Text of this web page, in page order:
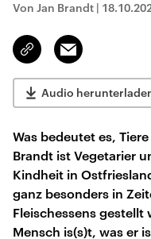
Von Jan Brandt |
Link
kopieren/teilen
Email
Audio
Was bedeutet es,
Brandt ist Vegetarier
Kindheit in
ganz besonders in
Fleischessens gestellt
Mensch is(s)t, was er